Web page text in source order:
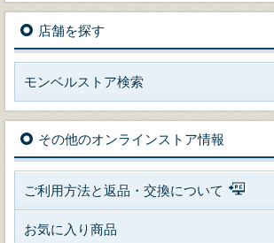
店舗を探す
モンベルストア検索
その他のオンラインストア情報
ご利用方法と返品・交換について
お気に入り商品